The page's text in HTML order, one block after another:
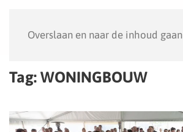
Overslaan en naar de inhoud gaan
Tag: WONINGBOUW